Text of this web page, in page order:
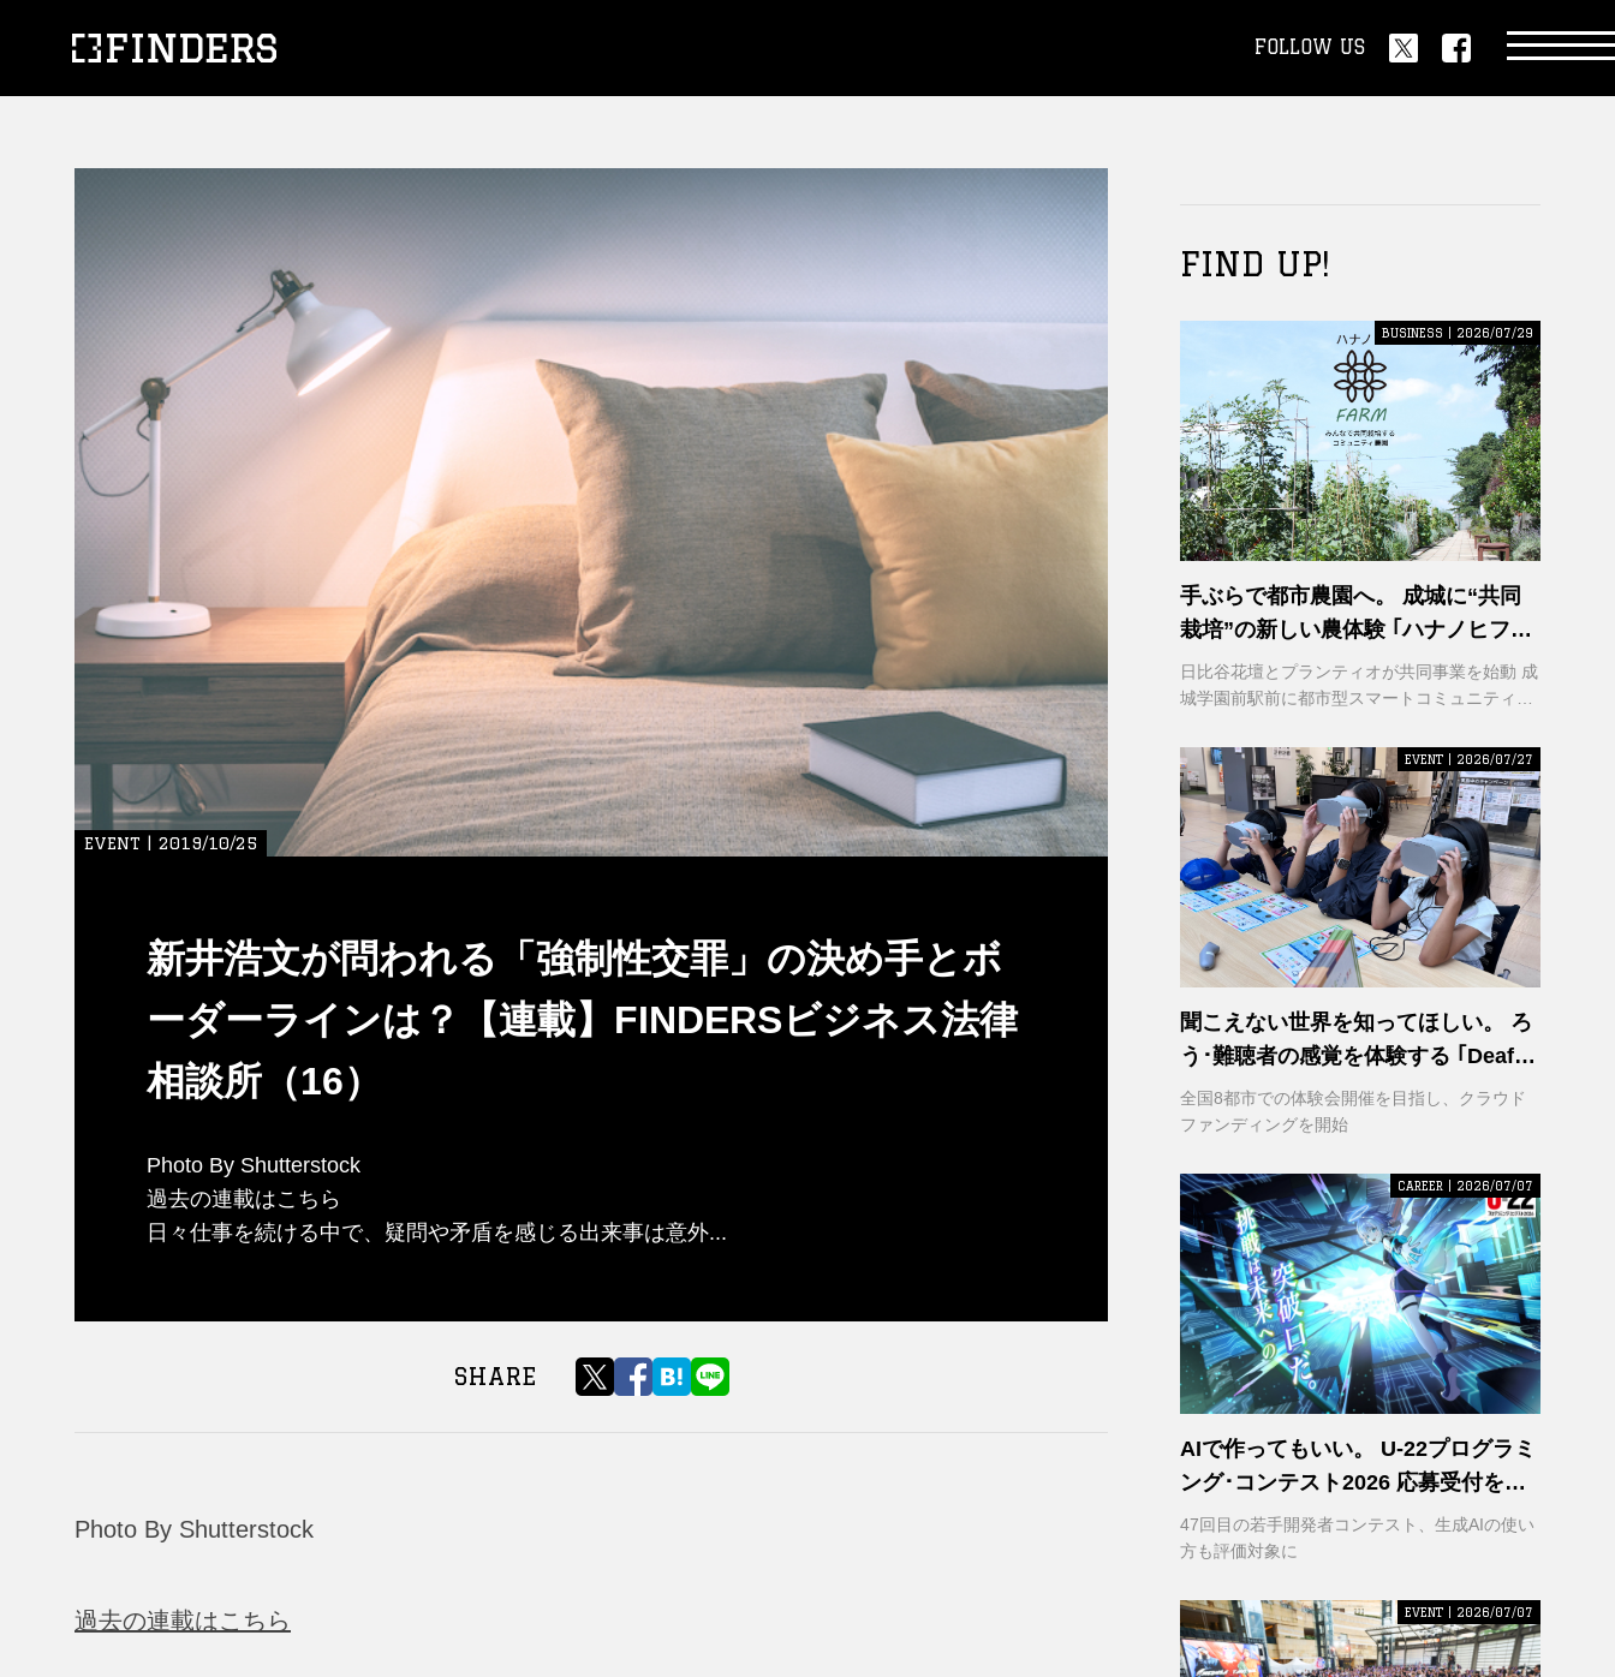
FOLLOW US
EVENT | 2019/10/25
新井浩文が問われる「強制性交罪」の決め手とボ
ーダーラインは？【連載】FINDERSビジネス法律
相談所（16）
Photo By Shutterstock
過去の連載はこちら
日々仕事を続ける中で、疑問や矛盾を感じる出来事は意外...
SHARE
Photo By Shutterstock
過去の連載はこちら
FIND UP!
BUSINESS | 2026/07/29
手ぶらで都市農園へ。 成城に“共同
栽培”の新しい農体験 ｢ハナノヒファ
ーム｣ が誕生
日比谷花壇とプランティオが共同事業を始動 成
城学園前駅前に都市型スマートコミュニティ農
EVENT | 2026/07/27
聞こえない世界を知ってほしい。 ろ
う･難聴者の感覚を体験する ｢Deaf
VR｣ 理解の輪を広げるため支援募集
を開始
全国8都市での体験会開催を目指し、クラウド
ファンディングを開始
CAREER | 2026/07/07
AIで作ってもいい。 U-22プログラミ
ング･コンテスト2026 応募受付を開
始
47回目の若手開発者コンテスト、生成AIの使い
方も評価対象に
EVENT | 2026/07/07